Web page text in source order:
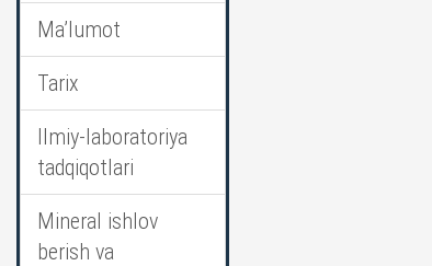
Ma’lumot
Tarix
Ilmiy-laboratoriya
tadqiqotlari
Mineral ishlov
berish va